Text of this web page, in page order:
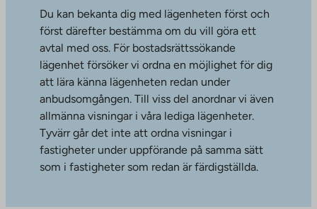
Du kan bekanta dig med lägenheten först och
först därefter bestämma om du vill göra ett
avtal med oss. För bostadsrättssökande
lägenhet försöker vi ordna en möjlighet för dig
att lära känna lägenheten redan under
anbudsomgången. Till viss del anordnar vi även
allmänna visningar i våra lediga lägenheter.
Tyvärr går det inte att ordna visningar i
fastigheter under uppförande på samma sätt
som i fastigheter som redan är färdigställda.